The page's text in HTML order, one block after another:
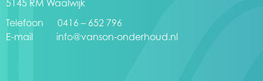
5145 RM Waalwijk
Telefoon 0416 – 652 796
E-mail info@vanson-onderhoud.nl